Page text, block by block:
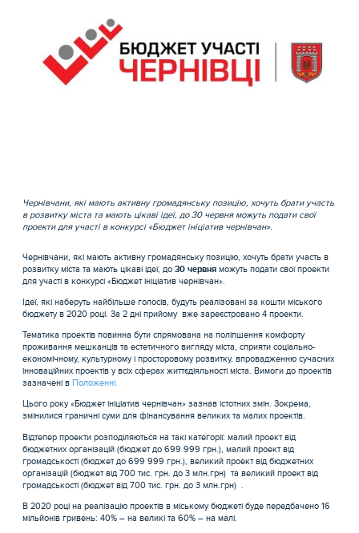
Чернівчани, які мають активну громадянську позицію, хочуть брати участь
в розвитку міста та мають цікаві ідеї, до 30 червня можуть подати свої
проекти для участі в конкурсі «Бюджет ініціатив чернівчан».
Чернівчани, які мають активну громадянську позицію, хочуть брати участь в
розвитку міста та мають цікаві ідеї, до30 червняможуть подати свої проекти
для участі в конкурсі «Бюджет ініціатив чернівчан».
Ідеї, які наберуть найбільше голосів, будуть реалізовані за кошти міського
бюджету в 2020 році. За 2 дні прийому вже зареєстровано 4 проекти.
Тематика проектів повинна бути спрямована на поліпшення комфорту
проживання мешканців та естетичного вигляду міста, сприяти соціально-
економічному, культурному і просторовому розвитку, впровадженню сучасних
інноваційних проектів у всіх сферах життєдіяльності міста. Вимоги до проектів
зазначені в Положенні.
Цього року «Бюджет ініціатив чернівчан» зазнав істотних змін. Зокрема,
змінилися граничні суми для фінансування великих та малих проектів.
Відтепер проекти розподіляються на такі категорії: малий проект від
бюджетних організацій (бюджет до 699 999 грн.), малий проект від
громадськості (бюджет до 699 999 грн.), великий проект від бюджетних
організацій (бюджет від 700 тис. грн. до 3 млн.грн) та великий проект від
громадськості (бюджет від 700 тис. грн. до 3 млн.грн) .
В 2020 році на реалізацію проектів в міському бюджеті буде передбачено 16
мільйонів гривень: 40% – на великі та 60% – на малі.